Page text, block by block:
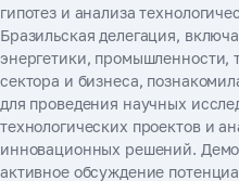
гипотез и анализа
Бразильская делегация,
энергетики, промышленности,
сектора и бизнеса,
для проведения научных
технологических проектов и
инновационных решений.
активное обсуждение